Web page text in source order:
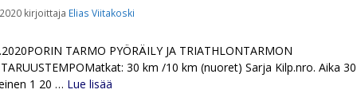
kirjoittaja Elias Viitakoski
TARMO PYÖRÄILY JA TRIATHLONTARMON
30 km /10 km (nuoret) Sarja Kilp.nro. Aika
1 20 … Lue lisää